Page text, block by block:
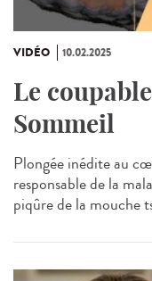
VIDÉO 10.02.2025
Le
Sommeil
Plongée inédite au
responsable de la
piqûre de la mouche